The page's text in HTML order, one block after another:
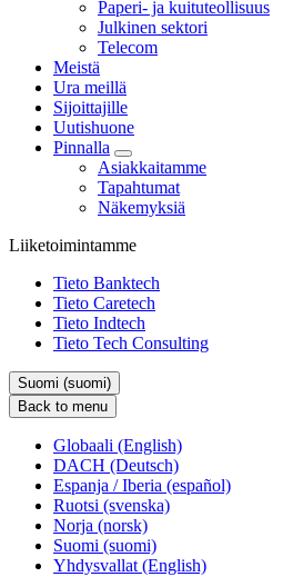
Paperi- ja kuituteollisuus
Julkinen sektori
Telecom
Meistä
Ura meillä
Sijoittajille
Uutishuone
Pinnalla
Asiakkaitamme
Tapahtumat
Näkemyksiä
Liiketoimintamme
Tieto Banktech
Tieto Caretech
Tieto Indtech
Tieto Tech Consulting
Suomi (suomi)
Back to menu
Globaali (English)
DACH (Deutsch)
Espanja / Iberia (español)
Ruotsi (svenska)
Norja (norsk)
Suomi (suomi)
Yhdysvallat (English)